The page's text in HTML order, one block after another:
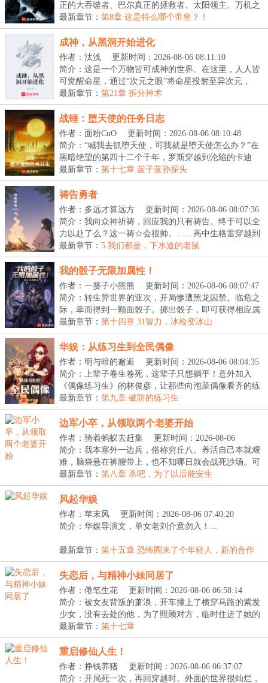
正的大吞噬者、巴尔真正的拯救者、太阳领主、万机之
神...
最新章节： 第8章 这是特么哪个帝皇？！
成神，从黑洞开始进化
作者：汰浅
更新时间：2026-08-06 08:11:10
简介：这是一个万物皆可成神的世界。在这里，人人皆
可觉醒命星，通过“次元之眼”将命星投射至异次元，
吞...
最新章节： 第21章 拆分神术
战锤：堕天使的任务日志
作者：面粉CuO
更新时间：2026-08-06 08:10:48
简介：“喊我去抓堕天使，可我就是堕天使怎么办？”在
黑暗绝望的第四十二个千年，罗斯穿越到沦陷的卡迪
亚...
最新章节： 第十七章 蓝子蓝孙探头
祷告勇者
作者：多远才算远方
更新时间：2026-08-06 08:07:36
简介：我向众神祈祷，回应我的只有祷告。终于可以全
力以赴了么？这一祷☆会很帅。……高中生格雷穿越到
了...
最新章节： 5.我们都是，下水道的老鼠
我的骰子无限加属性！
作者：一篓子小熊熊
更新时间：2026-08-06 08:07:47
简介：转生异世界的亚次，开局惨遭黑龙囚禁。临危之
际，幸而得到一颗面骰子。掷出骰子，即可获得相应属
性...
最新章节： 第十四章 31智力，冰枪变冰山
华娱：从练习生到全民偶像
作者：明与暗的邂逅
更新时间：2026-08-06 08:04:35
简介：上辈子卷生卷死，这辈子只想躺平！意外加入
《偶像练习生》的林俊彦，让那些向泡菜偶像看齐的练
习生...
最新章节： 第九章 破防的练习生
边军小卒，从领取两个老婆开始
作者：骑着蚂蚁去赶集
更新时间：2026-08-06
08:01:23
简介：我本塞外一边兵，俗称穷丘八。养活自己本就艰
难，脑袋悬在裤腰带上，也不知哪日就会战死沙场。可
就...
最新章节： 第八章 杀吧，为了以后能安生
风起华娱
作者：苹末风
更新时间：2026-08-06 07:40:20
简介：华娱导演文，单女老刘介意勿入！...
最新章节： 第十五章 恐怖圈来了个年轻人，新的合作
失恋后，与精神小妹同居了
作者：倦笔生花
更新时间：2026-08-06 06:58:14
简介：被女友背叛的萧浪，开车撞上了横穿马路的紫发
少女，没有去处的他，为了照顾对方，临时住进了她的
出...
最新章节： 第十七章
重启修仙人生！
作者：挣钱养猪
更新时间：2026-08-06 06:37:07
简介：开局死一次，再回穿越时。外面的世界很灿烂，